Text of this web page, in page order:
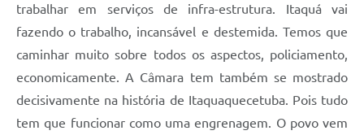
trabalhar em serviços de infra-estrutura. Itaquá vai
fazendo o trabalho, incansável e destemida. Temos que
caminhar muito sobre todos os aspectos, policiamento,
economicamente. A Câmara tem também se mostrado
decisivamente na história de Itaquaquecetuba. Pois tudo
tem que funcionar como uma engrenagem. O povo vem